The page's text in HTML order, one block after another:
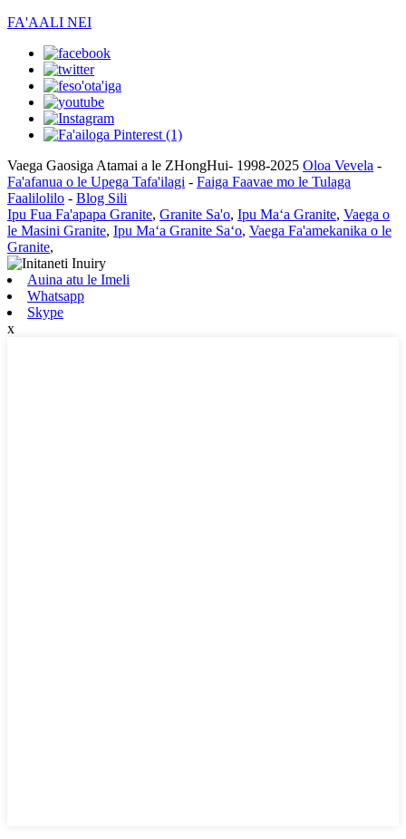
FA'AALI NEI
Vaega Gaosiga Atamai a le ZHongHui- 1998-2025 Oloa Vevela -
Fa'afanua o le Upega Tafa'ilagi - Faiga Faavae mo le Tulaga
Faalilolilo - Blog Sili
Ipu Fua Fa'apapa Granite, Granite Sa'o, Ipu Maʻa Granite, Vaega o
le Masini Granite, Ipu Maʻa Granite Saʻo, Vaega Fa'amekanika o le
Granite,
Auina atu le Imeli
Whatsapp
Skype
x